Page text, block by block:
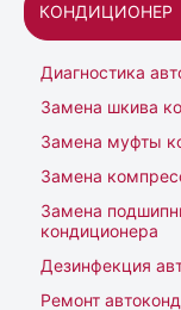
КОНДИЦИОНЕР
Диагностика
Замена шкива
Замена муфты
Замена
Замена
кондиционера
Дезинфекция
Ремонт